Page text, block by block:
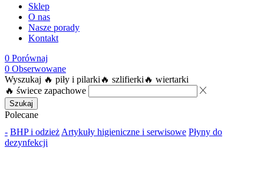
Sklep
O nas
Nasze porady
Kontakt
0 Porównaj
0 Obserwowane
Wyszukaj 🔥 piły i pilarki 🔥 szlifierki 🔥 wiertarki
🔥 świece zapachowe
Szukaj
Polecane
- BHP i odzież Artykuły higieniczne i serwisowe Płyny do
dezynfekcji